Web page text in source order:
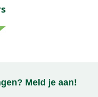
Meld je aan!